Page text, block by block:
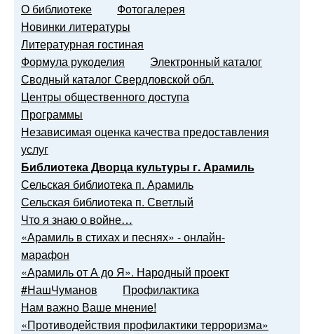
О библиотеке
Фотогалерея
Новинки литературы
Литературная гостиная
Формула рукоделия
Электронный каталог
Сводный каталог Свердловской обл.
Центры общественного доступа
Программы
Независимая оценка качества предоставления
услуг
Библиотека Дворца культуры г. Арамиль
Сельская библиотека п. Арамиль
Сельская библиотека п. Светлый
Что я знаю о войне…
«Арамиль в стихах и песнях» - онлайн-
марафон
«Арамиль от А до Я». Народный проект
#НашЧуманов
Профилактика
Нам важно Ваше мнение!
«Противодействия профилактики терроризма»